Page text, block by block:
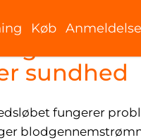
Køb
Hvordan
sundhed
fungerer